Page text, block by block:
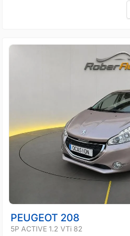
PEUGEOT 208
5P ACTIVE 1.2 VTi 82